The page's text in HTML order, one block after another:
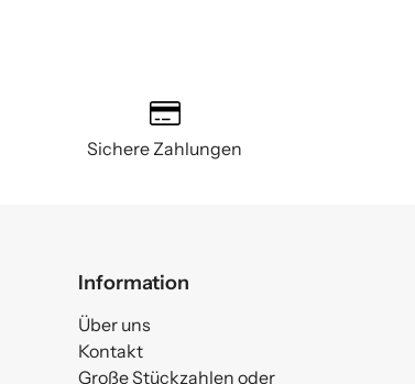
Sichere Zahlungen
Information
Über uns
Kontakt
Große Stückzahlen oder